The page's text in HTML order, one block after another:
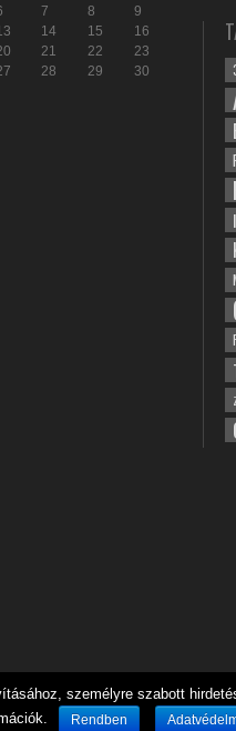
7 8
9
14 15
16
21 22
23
28 29
30
személyre szabott
Rendben